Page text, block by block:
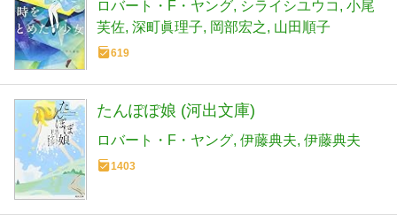
ロバート・F・ヤング シライシユウコ
小尾
芙佐 深町眞理子 岡部宏之 山田順子
619
たんぽぽ娘 (河出文庫)
ロバート・F・ヤング 伊藤典夫 伊藤典夫
1403